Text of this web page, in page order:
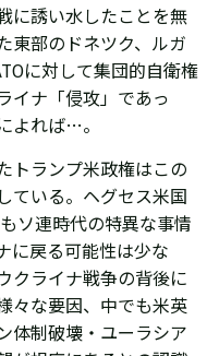
に誘い水したことを無
東部のドネツク、ルガ
に対して集団的自衛権
イナ「侵攻」であっ
よれば…。
トランプ米政権はこの
ている。 ヘグセス米国
ソ連時代の特異な事情
に戻る可能性は少な
クライナ戦争の背後に
々な要因、中でも米英
体制破壊・ユーラシア